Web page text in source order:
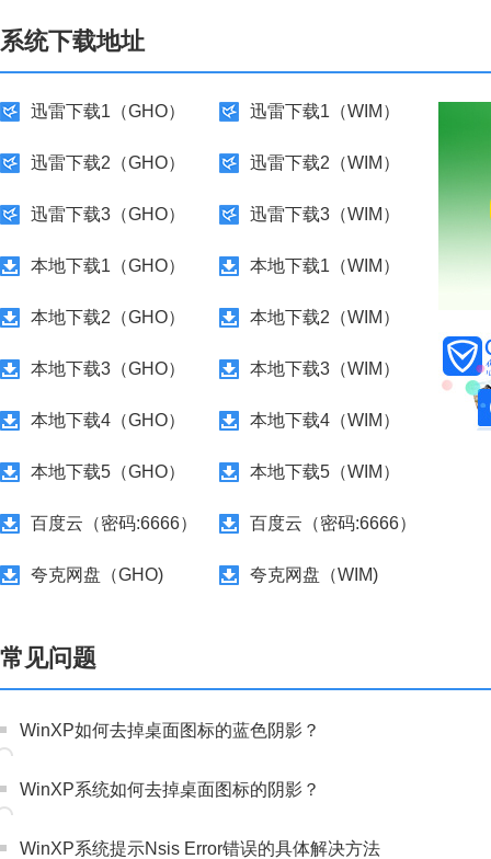
系统下载地址
迅雷下载1（GHO） 迅雷下载1（WIM）
迅雷下载2（GHO） 迅雷下载2（WIM）
迅雷下载3（GHO） 迅雷下载3（WIM）
本地下载1（GHO） 本地下载1（WIM）
本地下载2（GHO） 本地下载2（WIM）
本地下载3（GHO） 本地下载3（WIM）
本地下载4（GHO） 本地下载4（WIM）
本地下载5（GHO） 本地下载5（WIM）
百度云（密码:6666） 百度云（密码:6666）
夸克网盘（GHO) 夸克网盘（WIM)
常见问题
WinXP如何去掉桌面图标的蓝色阴影？
WinXP系统如何去掉桌面图标的阴影？
WinXP系统提示Nsis Error错误的具体解决方法